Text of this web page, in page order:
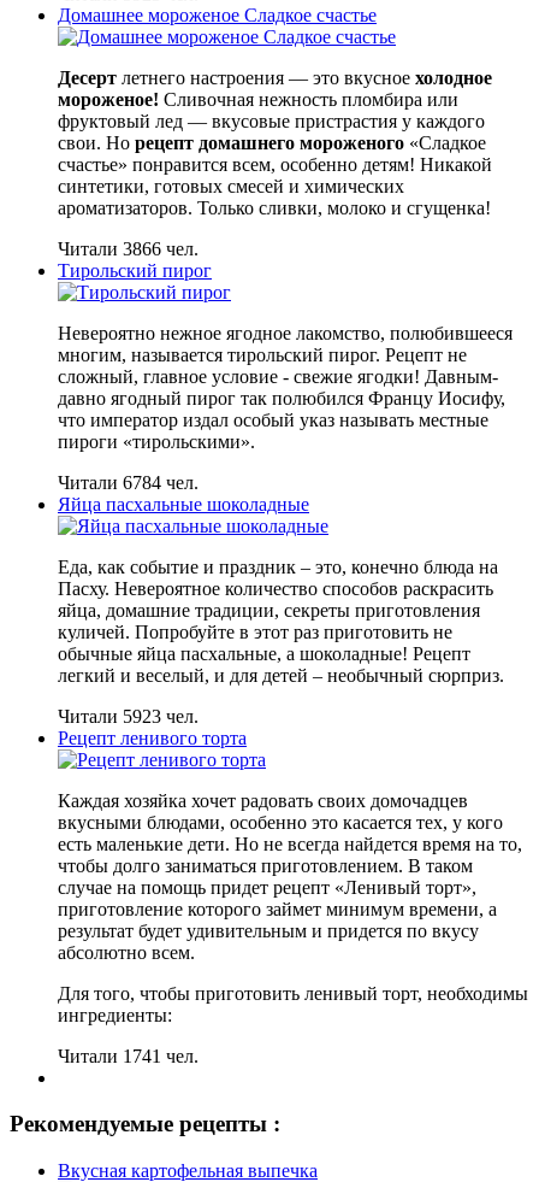
Домашнее мороженое Сладкое счастье
Десерт летнего настроения — это вкусное холодное
мороженое! Сливочная нежность пломбира или
фруктовый лед — вкусовые пристрастия у каждого
свои. Но рецепт домашнего мороженого «Сладкое
счастье» понравится всем, особенно детям! Никакой
синтетики, готовых смесей и химических
ароматизаторов. Только сливки, молоко и сгущенка!
Читали 3866 чел.
Тирольский пирог
Невероятно нежное ягодное лакомство, полюбившееся
многим, называется тирольский пирог. Рецепт не
сложный, главное условие - свежие ягодки! Давным-
давно ягодный пирог так полюбился Францу Иосифу,
что император издал особый указ называть местные
пироги «тирольскими».
Читали 6784 чел.
Яйца пасхальные шоколадные
Еда, как событие и праздник – это, конечно блюда на
Пасху. Невероятное количество способов раскрасить
яйца, домашние традиции, секреты приготовления
куличей. Попробуйте в этот раз приготовить не
обычные яйца пасхальные, а шоколадные! Рецепт
легкий и веселый, и для детей – необычный сюрприз.
Читали 5923 чел.
Рецепт ленивого торта
Каждая хозяйка хочет радовать своих домочадцев
вкусными блюдами, особенно это касается тех, у кого
есть маленькие дети. Но не всегда найдется время на то,
чтобы долго заниматься приготовлением. В таком
случае на помощь придет рецепт «Ленивый торт»,
приготовление которого займет минимум времени, а
результат будет удивительным и придется по вкусу
абсолютно всем.
Для того, чтобы приготовить ленивый торт, необходимы
ингредиенты:
Читали 1741 чел.
Рекомендуемые рецепты :
Вкусная картофельная выпечка